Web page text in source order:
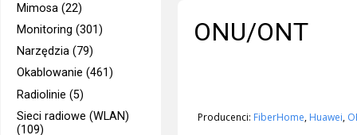
Mimosa (22)
Monitoring (301)
Narzędzia (79)
Okablowanie (461)
Radiolinie (5)
Sieci radiowe (WLAN)
(109)
ONU/ONT
Producenci: FiberHome, Huawei,